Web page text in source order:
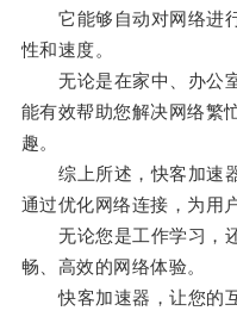
它能够自动对网络进行
性和速度。
无论是在家中、办公室
能有效帮助您解决网络繁
趣。
综上所述，快客加速器
通过优化网络连接，为用
无论您是工作学习，还
畅、高效的网络体验。
快客加速器，让您的互